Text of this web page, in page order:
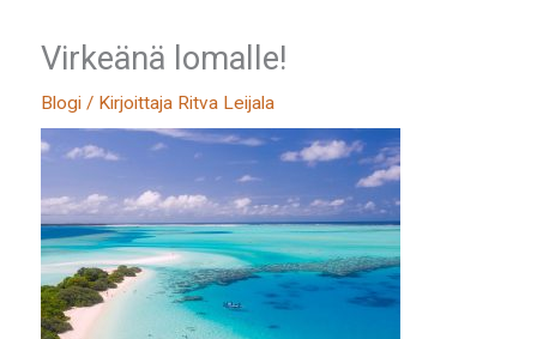
Virkeänä lomalle!
Blogi/ Kirjoittaja Ritva Leijala